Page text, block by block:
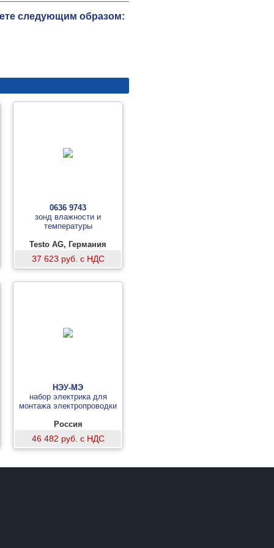
следующим образом:
0636 9743
зонд влажности и
температуры
Testo AG, Германия
37 623 руб. с НДС
НЭУ-МЭ
набор электрика для
монтажа электропроводки
Россия
46 482 руб. с НДС